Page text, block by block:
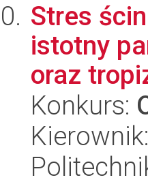
Stres
istotny
oraz
Konkurs: